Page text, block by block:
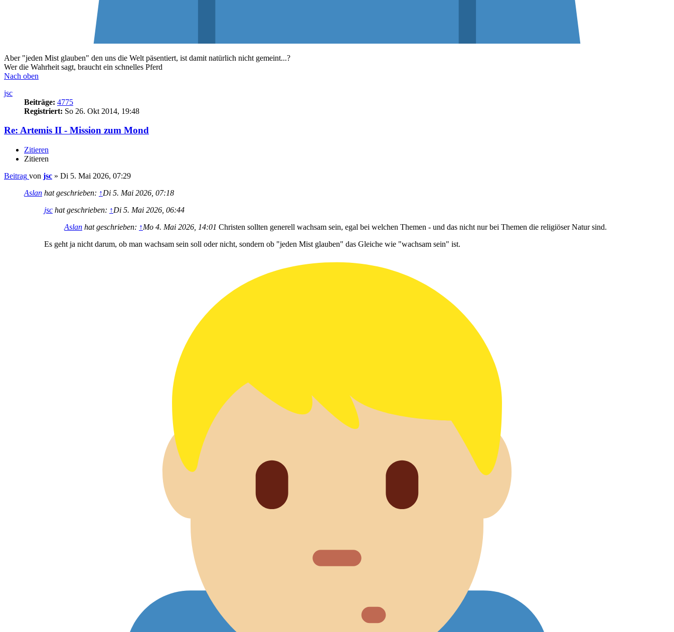
Aber "jeden Mist glauben" den uns die Welt päsentiert, ist damit natürlich nicht gemeint...?
Wer die Wahrheit sagt, braucht ein schnelles Pferd
Nach oben
jsc
Beiträge: 4775
Registriert: So 26. Okt 2014, 19:48
Re: Artemis II - Mission zum Mond
Zitieren
Zitieren
Beitrag von jsc » Di 5. Mai 2026, 07:29
Aslan hat geschrieben: ↑Di 5. Mai 2026, 07:18
jsc hat geschrieben: ↑Di 5. Mai 2026, 06:44
Aslan hat geschrieben: ↑Mo 4. Mai 2026, 14:01 Christen sollten generell wachsam sein, egal bei welchen Themen - und das nicht nur bei Themen die religiöser Natur sind.
Es geht ja nicht darum, ob man wachsam sein soll oder nicht, sondern ob "jeden Mist glauben" das Gleiche wie "wachsam sein" ist.